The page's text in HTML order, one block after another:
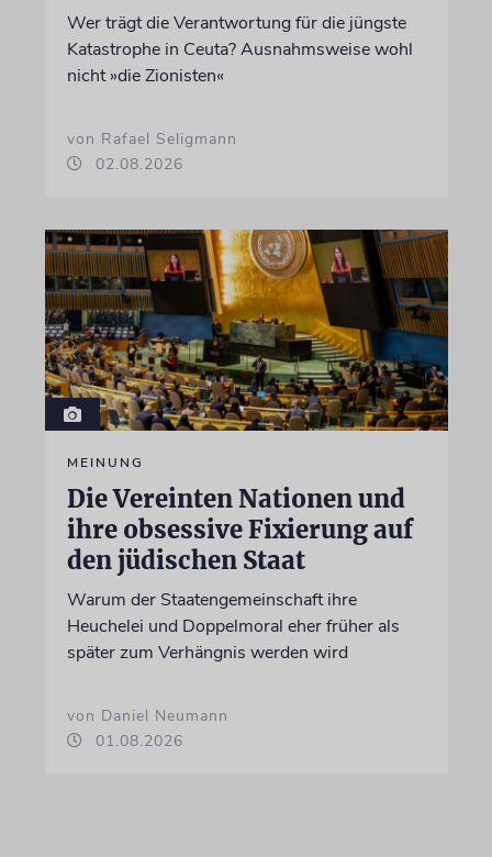
Wer trägt die Verantwortung für die jüngste
Katastrophe in Ceuta? Ausnahmsweise wohl
nicht »die Zionisten«
von Rafael Seligmann
02.08.2026
MEINUNG
Die Vereinten Nationen und
ihre obsessive Fixierung auf
den jüdischen Staat
Warum der Staatengemeinschaft ihre
Heuchelei und Doppelmoral eher früher als
später zum Verhängnis werden wird
von Daniel Neumann
01.08.2026